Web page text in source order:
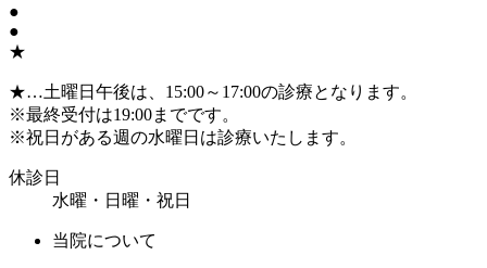
●
●
★
★…土曜日午後は、15:00～17:00の診療となります。
※最終受付は19:00までです。
※祝日がある週の水曜日は診療いたします。
休診日
水曜・日曜・祝日
当院について